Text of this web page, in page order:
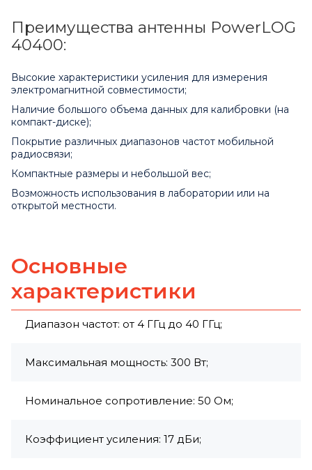
Преимущества антенны PowerLOG
40400:
Высокие характеристики усиления для измерения
электромагнитной совместимости;
Наличие большого объема данных для калибровки (на
компакт-диске);
Покрытие различных диапазонов частот мобильной
радиосвязи;
Компактные размеры и небольшой вес;
Возможность использования в лаборатории или на
открытой местности.
Основные
характеристики
Диапазон частот: от 4 ГГц до 40 ГГц;
Максимальная мощность: 300 Вт;
Номинальное сопротивление: 50 Ом;
Коэффициент усиления: 17 дБи;